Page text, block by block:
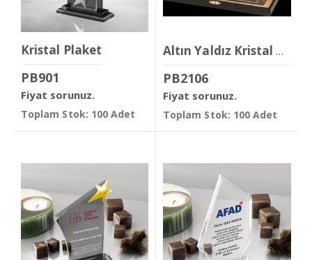
Kristal Plaket
PB901
Fiyat sorunuz.
Toplam Stok: 100 Adet
Altın Yaldız Kristal Plaket
PB2106
Fiyat sorunuz.
Toplam Stok: 100 Adet